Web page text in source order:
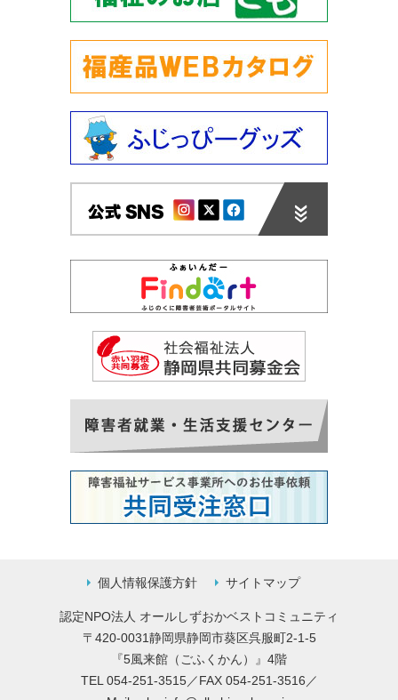
個人情報保護方針 サイトマップ
認定NPO法人 オールしずおかベストコミュニティ
〒420-0031静岡県静岡市葵区呉服町2-1-5
『5風来館（ごふくかん）』4階
TEL 054-251-3515／FAX 054-251-3516／